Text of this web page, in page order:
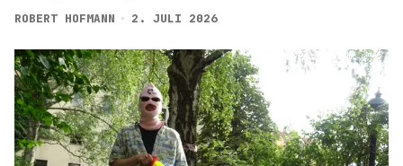
ROBERT HOFMANN 2. JULI 2026